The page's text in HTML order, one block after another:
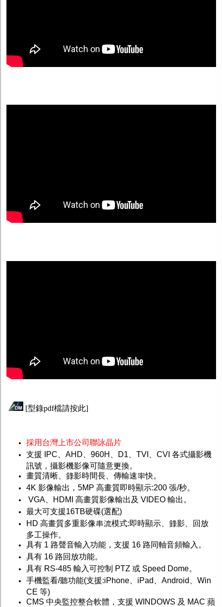
[型錄pdf檔請按此]
採用台灣上市公司聯詠晶片
支援 IPC、AHD、960H、D1、TVI、CVI 各式攝影機
訊號，攝影機影像可隨意更換。
畫質清晰、錄影時間長、傳輸速率快。
4K 影像輸出，5MP 高畫質即時顯示:200 張/秒。
VGA、HDMI 高畫質影像輸出及 VIDEO 輸出。
最大可支援16TB硬碟(選配)
HD 高畫質多重影像串流模式:即時顯示、錄影、回放
多工操作。
具有 1 路聲音輸入功能，支援 16 路同軸音頻輸入。
具有 16 路回放功能。
具有 RS-485 輸入可控制 PTZ 或 Speed Dome。
手機監看/聽功能(支援:iPhone、iPad、Android、Win
CE 等)
CMS 中央監控整合軟體，支援 WINDOWS 及 MAC 蘋